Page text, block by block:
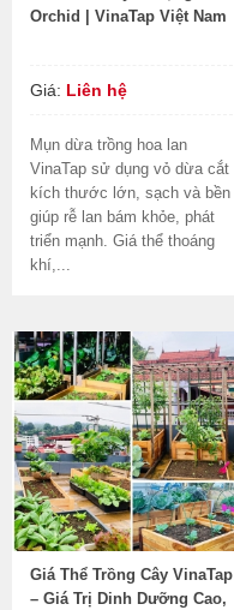
Orchid | VinaTap Việt Nam
Giá: Liên hệ
Mụn dừa trồng hoa lan
VinaTap sử dụng vỏ dừa cắt
kích thước lớn, sạch và bền
giúp rễ lan bám khỏe, phát
triển mạnh. Giá thể thoáng
khí,...
Giá Thể Trồng Cây VinaTap
– Giá Trị Dinh Dưỡng Cao,